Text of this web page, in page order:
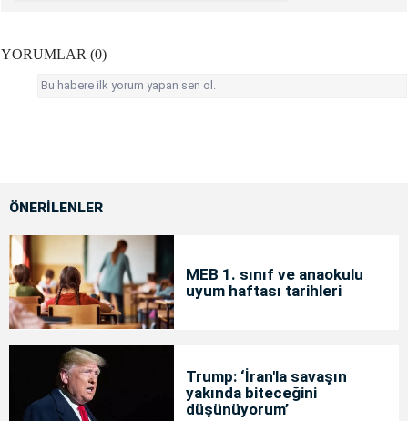
YORUMLAR (0)
Bu habere ilk yorum yapan sen ol.
ÖNERİLENLER
MEB 1. sınıf ve anaokulu
uyum haftası tarihleri
Trump: ‘İran'la savaşın
yakında biteceğini
düşünüyorum’